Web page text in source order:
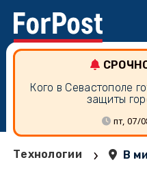
Кого в Севастополе
защиты
пт, 07/
Технологии › В